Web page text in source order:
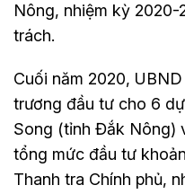
Nông, nhiệm kỳ
trách.
Cuối năm 2020,
trương đầu tư cho 6
Song (tỉnh Đắk Nông)
tổng mức đầu tư
Thanh tra Chính phủ,